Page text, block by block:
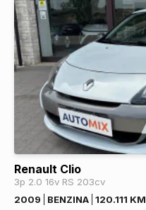
Renault Clio
3p 2.0 16v RS 203cv
2009
BENZINA 120.111 KM